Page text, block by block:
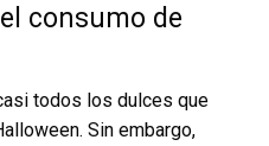
consumo de
todos los dulces que
Sin embargo,